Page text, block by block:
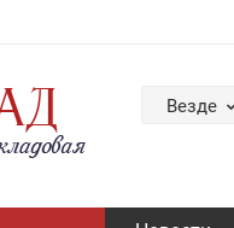
Везде